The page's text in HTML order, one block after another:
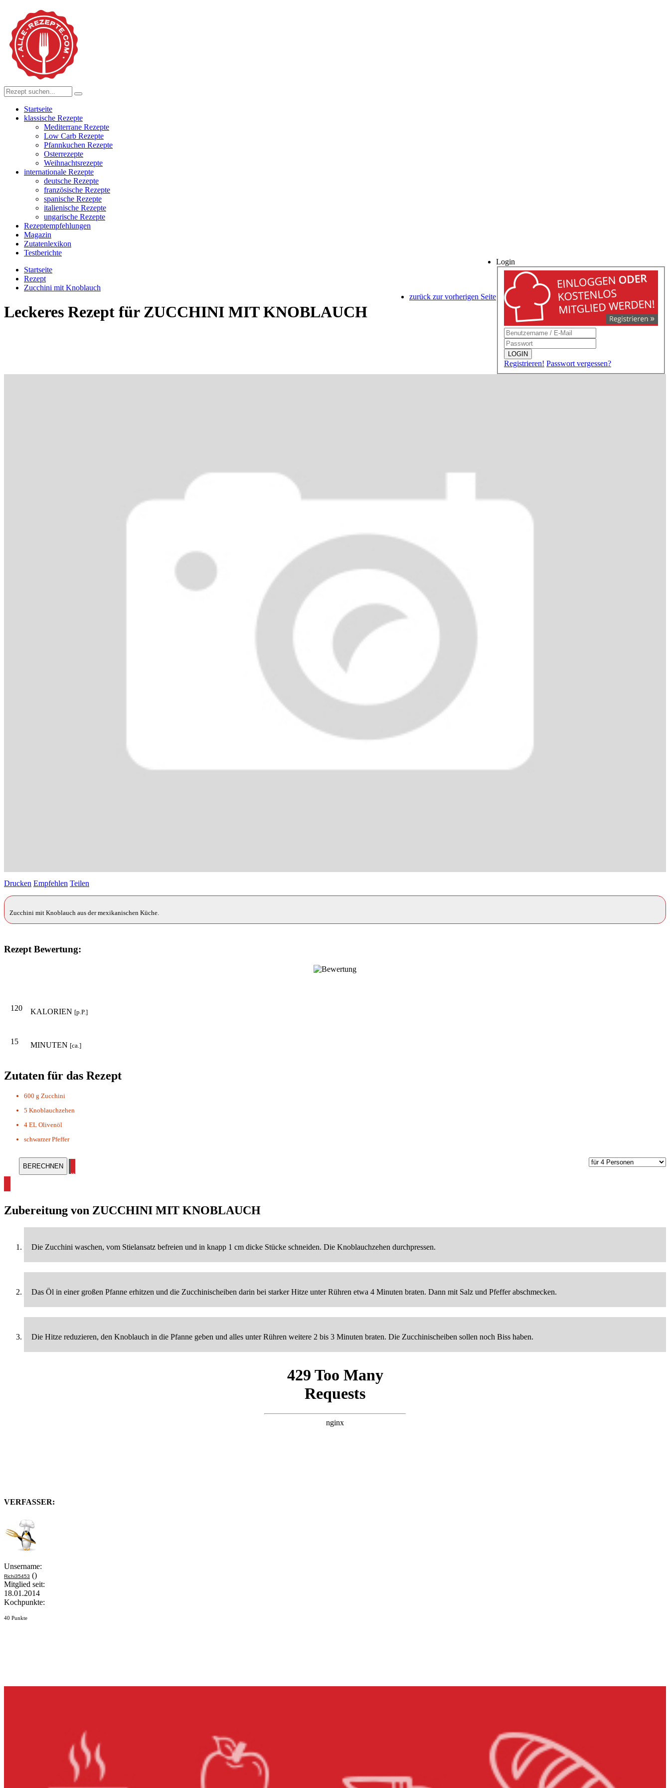
Startseite
klassische Rezepte
Mediterrane Rezepte
Low Carb Rezepte
Pfannkuchen Rezepte
Osterrezepte
Weihnachtsrezepte
internationale Rezepte
deutsche Rezepte
französische Rezepte
spanische Rezepte
italienische Rezepte
ungarische Rezepte
Rezeptempfehlungen
Magazin
Zutatenlexikon
Testberichte
Login
LOGIN
Registrieren! Passwort vergessen?
Startseite
Rezept
Zucchini mit Knoblauch
zurück zur vorherigen Seite
Leckeres Rezept für ZUCCHINI MIT KNOBLAUCH
Drucken Empfehlen Teilen
Zucchini mit Knoblauch aus der mexikanischen Küche.
Rezept Bewertung:
120 KALORIEN [p.P.]
15 MINUTEN [ca.]
Zutaten für das Rezept
600 g Zucchini
5 Knoblauchzehen
4 EL Olivenöl
schwarzer Pfeffer
alle Zucchini Rezepte ansehen
Zubereitung von ZUCCHINI MIT KNOBLAUCH
Die Zucchini waschen, vom Stielansatz befreien und in knapp 1 cm dicke Stücke schneiden. Die Knoblauchzehen durchpressen.
Das Öl in einer großen Pfanne erhitzen und die Zucchinischeiben darin bei starker Hitze unter Rühren etwa 4 Minuten braten. Dann mit Salz und Pfeffer abschmecken.
Die Hitze reduzieren, den Knoblauch in die Pfanne geben und alles unter Rühren weitere 2 bis 3 Minuten braten. Die Zucchinischeiben sollen noch Biss haben.
VERFASSER:
Unsername:
Richi35453 ()
Mitglied seit:
18.01.2014
Kochpunkte:
40 Punkte